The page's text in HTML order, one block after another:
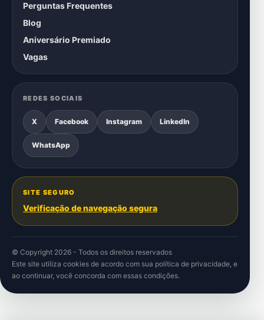
Perguntas Frequentes
Blog
Aniversário Premiado
Vagas
REDES SOCIAIS
X Facebook Instagram LinkedIn
WhatsApp
SITE SEGURO
Verificação de navegação segura
© Copyright 2026 - Todos os direitos reservados
Este site utiliza cookies de acordo com sua política de privacidade, e
ao continuar, você concorda com essas condições.